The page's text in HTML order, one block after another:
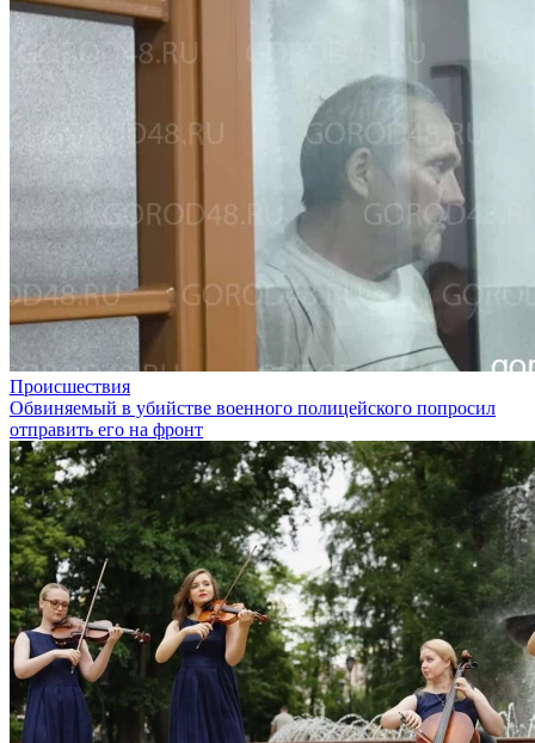
Происшествия
Обвиняемый в убийстве военного полицейского попросил
отправить его на фронт